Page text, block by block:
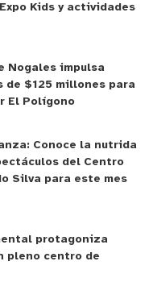
Kids y actividades
Nogales impulsa
de $125 millones para
El Polígono
Conoce la nutrida
del Centro
Silva para este mes
protagoniza
pleno centro de